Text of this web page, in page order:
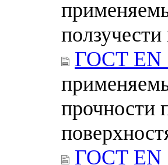
ГОСТ EN
прочности
ГОСТ EN